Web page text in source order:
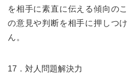
を相手に素直に伝える傾向の
の意見や判断を相手に押しつ
ん。
17．対人問題解決力